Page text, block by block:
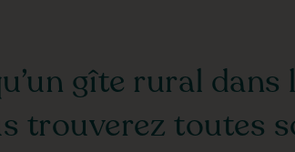
gîte rural dans
trouverez toutes